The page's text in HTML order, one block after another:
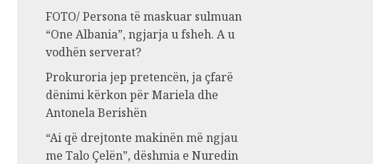
FOTO/ Persona të maskuar sulmuan
“One Albania”, ngjarja u fsheh. A u
vodhën serverat?
Prokuroria jep pretencën, ja çfarë
dënimi kërkon për Mariela dhe
Antonela Berishën
“Ai që drejtonte makinën më ngjau
me Talo Çelën”, dëshmia e Nuredin